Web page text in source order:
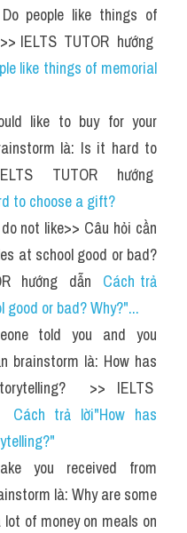
people like things of
IELTS  TUTOR  hướng
like things of memorial
like to buy for your
là: Is it hard to
TUTOR  hướng
to choose a gift?
not like>> Câu hỏi cần
at school good or bad?
hướng  dẫn Cách trả
or bad? Why?"...
told you and you
brainstorm là: How has
>> IELTS
Cách trả lời"How has
you received from
là: Why are some
of money on meals on